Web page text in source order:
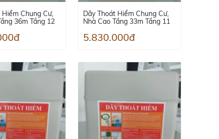
Chung Cư,
36m Tầng 12
Dây Thoát Hiểm Chung Cư,
Nhà Cao Tầng 33m Tầng 11
5.830.000đ